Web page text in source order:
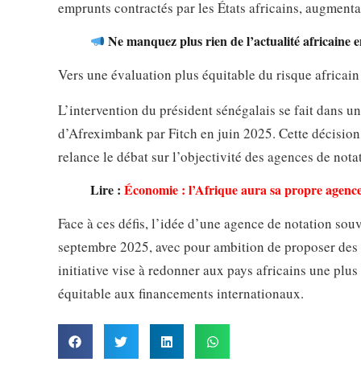
emprunts contractés par les États africains,
Ne manquez plus rien de l’actualité africaine
Vers une évaluation plus équitable du risque africain
L’intervention du président sénégalais se fait dans
d’Afreximbank par Fitch en juin 2025. Cette
relance le débat sur l’objectivité des agences de
Lire : Économie : l’Afrique aura sa propre
Face à ces défis, l’idée d’une agence de notation
septembre 2025, avec pour ambition de proposer
initiative vise à redonner aux pays africains une
équitable aux financements internationaux.